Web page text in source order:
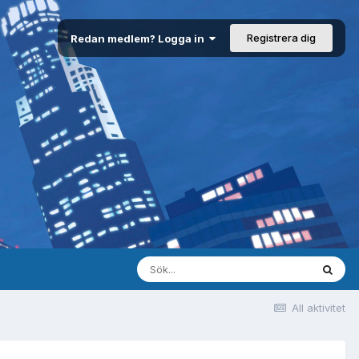
Redan medlem? Logga in Registrera dig
All aktivitet